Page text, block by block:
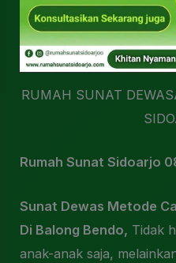
RUMAH SUNAT
Rumah Sunat Sidoarjo
Sunat Dewas Metode
Di Balong Bendo, Tidak
anak-anak saja,